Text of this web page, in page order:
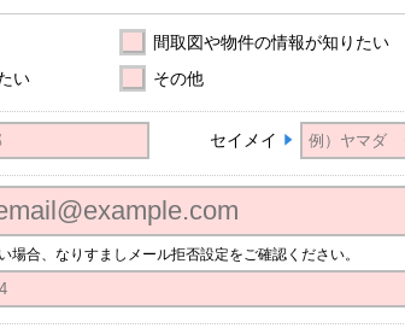
間取図や物件の情報が知りたい
い
その他
セイメイ
場合、なりすましメール拒否設定をご確認ください。